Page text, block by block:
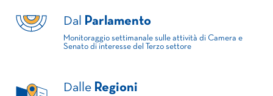
Dal Parlamento
Monitoraggio settimanale sulle attività di Camera e
Senato di interesse del Terzo settore
Dalle Regioni